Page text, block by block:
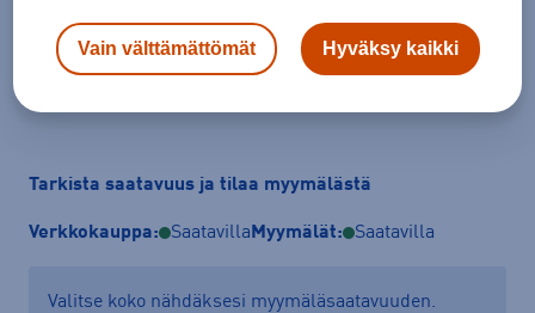
Lisää ostoskoriin
Tarkista saatavuus ja tilaa myymälästä
Verkkokauppa: Saatavilla Myymälät: Saatavilla
Valitse koko nähdäksesi myymäläsaatavuuden.
Vain välttämättömät Hyväksy kaikki